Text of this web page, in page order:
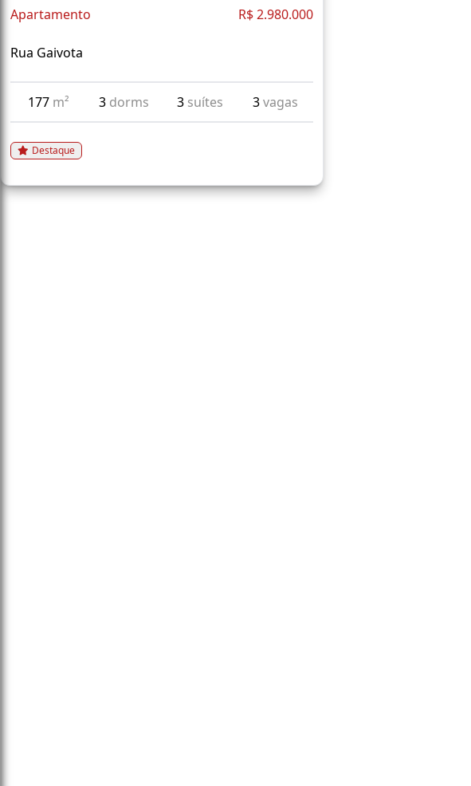
Apartamento R$ 2.980.000
Rua Gaivota
177 m² 3 dorms 3 suítes 3vagas
Destaque